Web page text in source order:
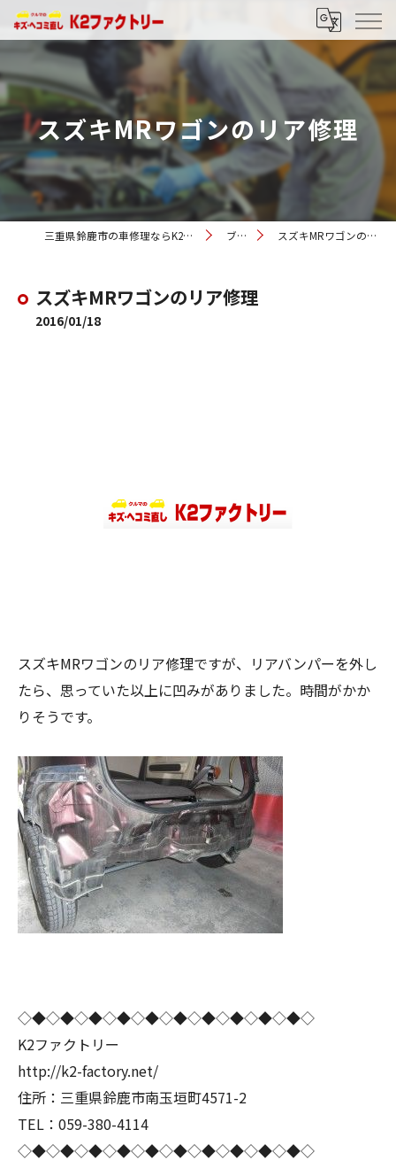
スズキMRワゴンのリア修理
三重県鈴鹿市の車修理ならK2ファクトリー ブログ スズキMRワゴンのリア修理
スズキMRワゴンのリア修理
2016/01/18
スズキMRワゴンのリア修理ですが、リアバンパーを外し
たら、思っていた以上に凹みがありました。時間がかか
りそうです。
◇◆◇◆◇◆◇◆◇◆◇◆◇◆◇◆◇◆◇◆◇
K2ファクトリー
http://k2-factory.net/
住所：三重県鈴鹿市南玉垣町4571-2
TEL：059-380-4114
◇◆◇◆◇◆◇◆◇◆◇◆◇◆◇◆◇◆◇◆◇